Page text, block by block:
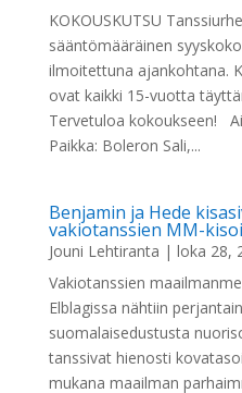
KOKOUSKUTSU
sääntömääräinen
ilmoitettuna ajankohtana.
ovat kaikki 15-vuotta
Tervetuloa kokoukseen!
Paikka: Boleron Sali,...
Benjamin ja Hede
vakiotanssien MM-
Jouni Lehtiranta | loka 28,
Vakiotanssien
Elblagissa nähtiin
suomalaisedustusta
tanssivat hienosti
mukana maailman